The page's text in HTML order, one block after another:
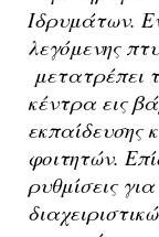
Ιδρυμάτων.
λεγόμενης
μετατρέπει
κέντρα εις
εκπαίδευσης
φοιτητών.
ρυθμίσεις